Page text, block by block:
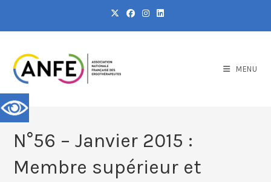
MENU
N°56 – Janvier 2015 :
Membre supérieur et